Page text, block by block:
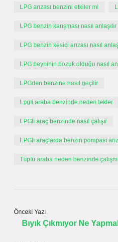
LPG arızası benzini etkiler mi
LPG benzin karışması nasıl anlaşılır
LPG benzin kesici arızası nasıl
LPG beyninin bozuk olduğu nasıl
LPGden benzine nasıl geçilir
Lpgli araba benzinde neden tekler
LPGli araç benzinde nasıl çalışır
LPGli araçlarda benzin pompası
Tüplü araba neden benzinde
Önceki Yazı
Bıyık Çıkmıyor Ne